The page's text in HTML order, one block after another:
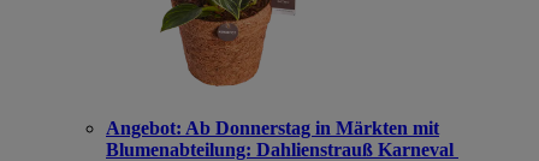
Angebot: Ab Donnerstag in Märkten mit
Blumenabteilung: Dahlienstrauß Karneval